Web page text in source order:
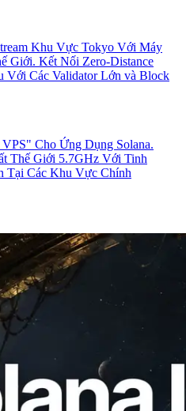
Khu Vực Tokyo Với Máy
Giới. Kết Nối Zero-Distance
Với Các Validator Lớn và Block
Cho Ứng Dụng Solana.
Thế Giới 5.7GHz Với Tinh
Tại Các Khu Vực Chính